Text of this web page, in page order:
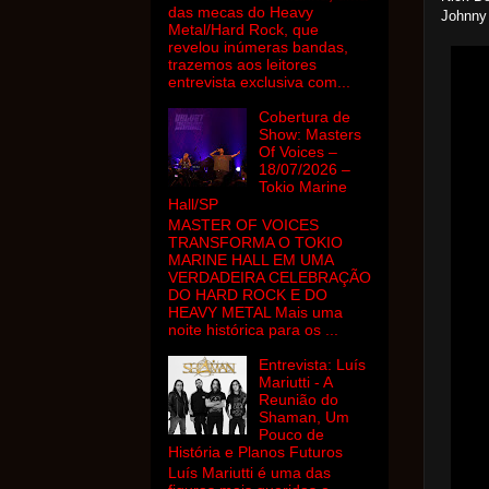
das mecas do Heavy
Metal/Hard Rock, que
revelou inúmeras bandas,
trazemos aos leitores
entrevista exclusiva com...
Cobertura de
Show: Masters
Of Voices –
18/07/2026 –
Tokio Marine
Hall/SP
MASTER OF VOICES
TRANSFORMA O TOKIO
MARINE HALL EM UMA
VERDADEIRA CELEBRAÇÃO
DO HARD ROCK E DO
HEAVY METAL Mais uma
noite histórica para os ...
Entrevista: Luís
Mariutti - A
Reunião do
Shaman, Um
Pouco de
História e Planos Futuros
Luís Mariutti é uma das